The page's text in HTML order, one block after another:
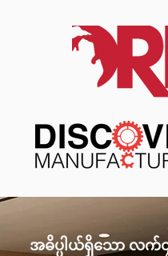
အဓိပ္ပါယ်ရှိသော လက်တွဲ